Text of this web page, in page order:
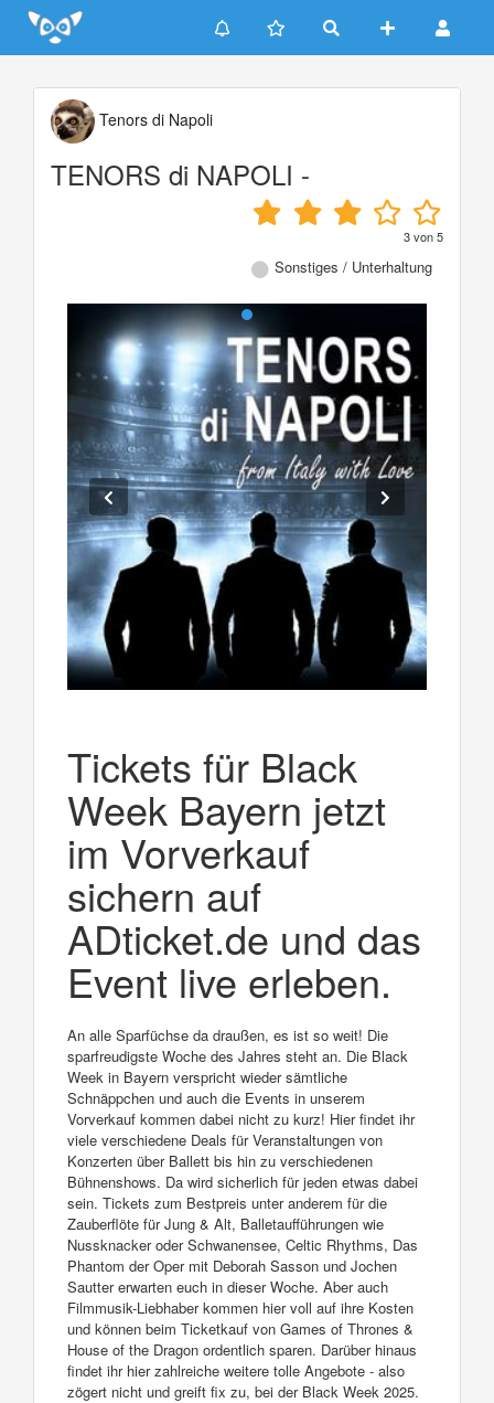
Update cookies preferences
Tenors di Napoli
TENORS di NAPOLI -
3von5
Sonstiges / Unterhaltung
Tickets für Black
Week Bayern jetzt
im Vorverkauf
sichern auf
ADticket.de und das
Event live erleben.
An alle Sparfüchse da draußen, es ist so weit! Die
sparfreudigste Woche des Jahres steht an. Die Black
Week in Bayern verspricht wieder sämtliche
Schnäppchen und auch die Events in unserem
Vorverkauf kommen dabei nicht zu kurz! Hier findet ihr
viele verschiedene Deals für Veranstaltungen von
Konzerten über Ballett bis hin zu verschiedenen
Bühnenshows. Da wird sicherlich für jeden etwas dabei
sein. Tickets zum Bestpreis unter anderem für die
Zauberflöte für Jung & Alt, Balletaufführungen wie
Nussknacker oder Schwanensee, Celtic Rhythms, Das
Phantom der Oper mit Deborah Sasson und Jochen
Sautter erwarten euch in dieser Woche. Aber auch
Filmmusik-Liebhaber kommen hier voll auf ihre Kosten
und können beim Ticketkauf von Games of Thrones &
House of the Dragon ordentlich sparen. Darüber hinaus
findet ihr hier zahlreiche weitere tolle Angebote - also
zögert nicht und greift fix zu, bei der Black Week 2025.